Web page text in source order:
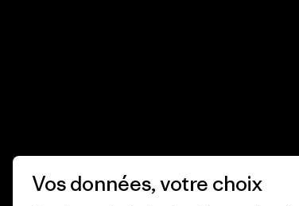
Vos données, votre choix